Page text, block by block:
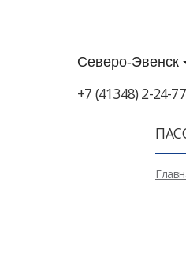
Северо-Эвенск
+7 (41348) 2-24-77